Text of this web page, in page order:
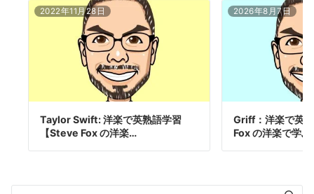
2022年11月28日
Taylor Swift: 洋楽で英熟語学習
【Steve Fox の洋楽…
2026年8月7日
Griff：洋楽で英
Fox の洋楽で学